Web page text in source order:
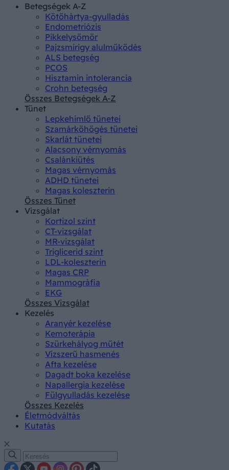
Betegségek A-Z
Kötőhártya-gyulladás
Endometriózis
Pikkelysömör
Pajzsmirigy alulműködés
ALS betegség
PCOS
Hisztamin intolerancia
Crohn betegség
Összes Betegségek A-Z
Tünet
Lepkehimlő tünetei
Szamárköhögés tünetei
Skarlát tünetei
Alacsony vérnyomás
Csalánkiütés
Magas vérnyomás
ADHD tünetei
Magas koleszterin
Összes Tünet
Vizsgálat
Kortizol szint
CT-vizsgálat
MR-vizsgálat
Triglicerid szint
LDL-koleszterin
Magas CRP
Mammográfia
EKG
Összes Vizsgálat
Kezelés
Aranyér kezelése
Kemoterápia
Szürkehályog műtét
Vízszerű hasmenés
Afta kezelése
Dagadt boka kezelése
Napallergia kezelése
Fülgyulladás kezelése
Összes Kezelés
Életmódváltás
Kutatás